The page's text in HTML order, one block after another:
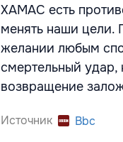
ХАМАС есть
менять наши цели.
желании любым
смертельный удар,
возвращение
Источник Bbc